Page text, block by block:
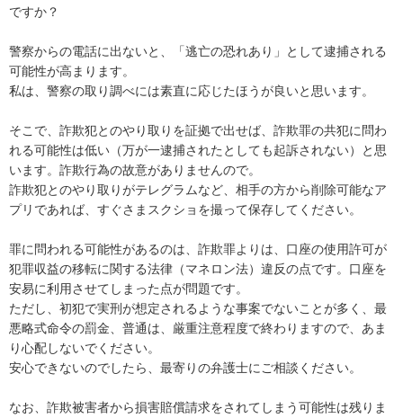
ですか？
警察からの電話に出ないと、「逃亡の恐れあり」として逮捕される
可能性が高まります。
私は、警察の取り調べには素直に応じたほうが良いと思います。
そこで、詐欺犯とのやり取りを証拠で出せば、詐欺罪の共犯に問わ
れる可能性は低い（万が一逮捕されたとしても起訴されない）と思
います。詐欺行為の故意がありませんので。
詐欺犯とのやり取りがテレグラムなど、相手の方から削除可能なア
プリであれば、すぐさまスクショを撮って保存してください。
罪に問われる可能性があるのは、詐欺罪よりは、口座の使用許可が
犯罪収益の移転に関する法律（マネロン法）違反の点です。口座を
安易に利用させてしまった点が問題です。
ただし、初犯で実刑が想定されるような事案でないことが多く、最
悪略式命令の罰金、普通は、厳重注意程度で終わりますので、あま
り心配しないでください。
安心できないのでしたら、最寄りの弁護士にご相談ください。
なお、詐欺被害者から損害賠償請求をされてしまう可能性は残りま